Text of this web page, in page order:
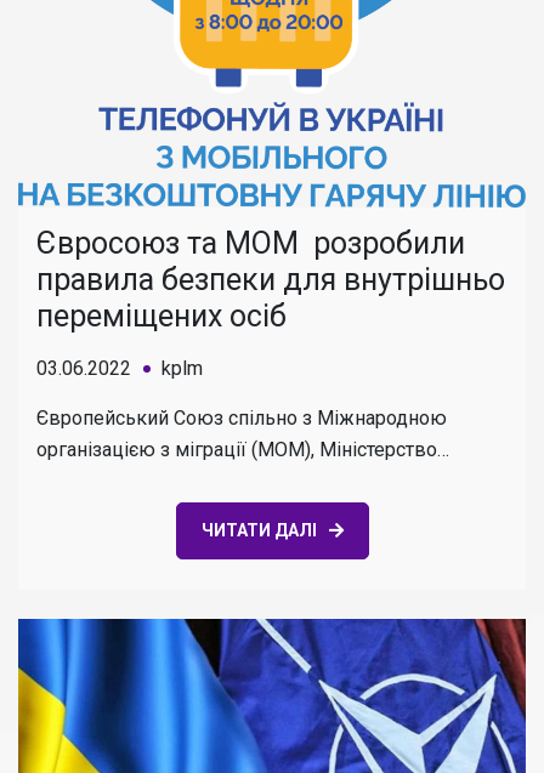
Євросоюз та МОМ розробили
правила безпеки для внутрішньо
переміщених осіб
03.06.2022 kplm
Європейський Союз спільно з Міжнародною
організацією з міграції (МОМ), Міністерство…
ЧИТАТИ ДАЛІ